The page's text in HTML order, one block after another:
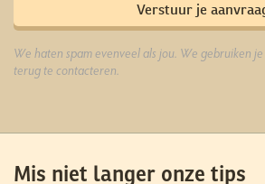
We haten spam evenveel als jou. We gebruiken
terug te contacteren.
Mis niet langer onze tips